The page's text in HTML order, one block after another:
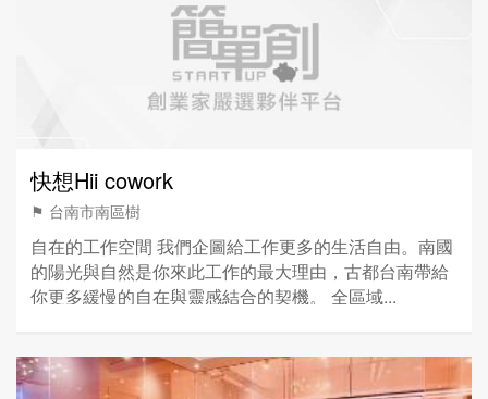
快想Hii cowork
⚑ 台南市南區樹
自在的工作空間 我們企圖給工作更多的生活自由。南國
的陽光與自然是你來此工作的最大理由，古都台南帶給
你更多緩慢的自在與靈感結合的契機。 全區域...